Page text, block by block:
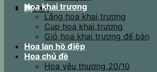
Hoa khai trương
Lẵng hoa khai trương
Cup hoa khai trương
Giỏ hoa khai trương để bàn
Hoa lan hồ điệp
Hoa chủ đề
Hoa yêu thương 20/10